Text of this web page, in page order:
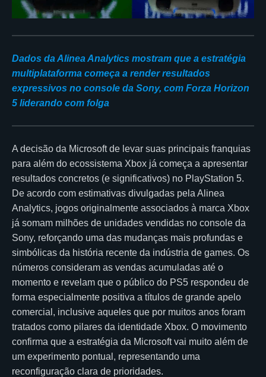
Dados da Alinea Analytics mostram que a estratégia
multiplataforma começa a render resultados
expressivos no console da Sony, com Forza Horizon
5 liderando com folga
A decisão da Microsoft de levar suas principais franquias
para além do ecossistema Xbox já começa a apresentar
resultados concretos (e significativos) no PlayStation 5.
De acordo com estimativas divulgadas pela Alinea
Analytics, jogos originalmente associados à marca Xbox
já somam milhões de unidades vendidas no console da
Sony, reforçando uma das mudanças mais profundas e
simbólicas da história recente da indústria de games. Os
números consideram as vendas acumuladas até o
momento e revelam que o público do PS5 respondeu de
forma especialmente positiva a títulos de grande apelo
comercial, inclusive aqueles que por muitos anos foram
tratados como pilares da identidade Xbox. O movimento
confirma que a estratégia da Microsoft vai muito além de
um experimento pontual, representando uma
reconfiguração clara de prioridades.